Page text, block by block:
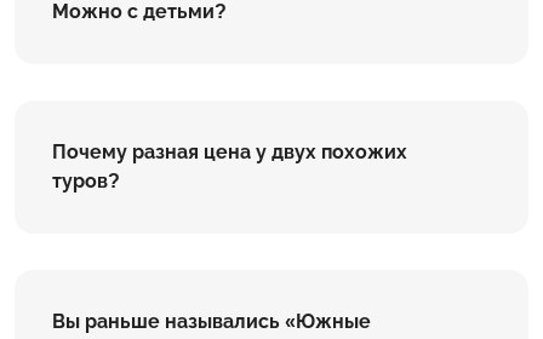
Можно с детьми?
Почему разная цена у двух похожих
туров?
Вы раньше назывались «Южные